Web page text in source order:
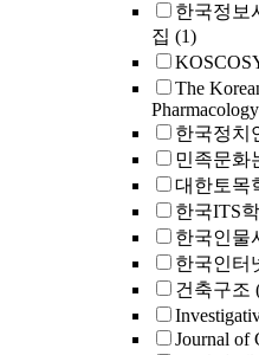
한국정보
집 (1)
The
Pharmacology
한국정치
민족문화
대한토목
한국ITS
한국인물
한국인터
건축구조
Journal of